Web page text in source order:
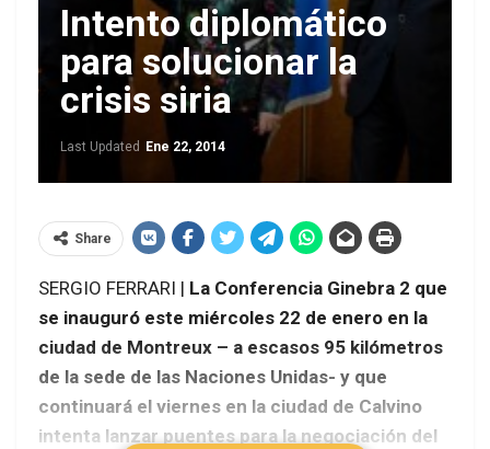
Intento diplomático
para solucionar la
crisis siria
Last Updated Ene 22, 2014
Share
SERGIO FERRARI | La Conferencia Ginebra 2 que
se inauguró este miércoles 22 de enero en la
ciudad de Montreux – a escasos 95 kilómetros
de la sede de las Naciones Unidas- y que
continuará el viernes en la ciudad de Calvino
intenta lanzar puentes para la negociación del